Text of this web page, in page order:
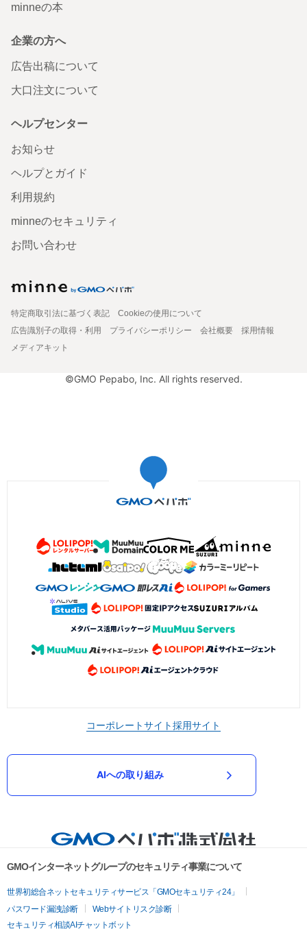
minneの本
企業の方へ
広告出稿について
大口注文について
ヘルプセンター
お知らせ
ヘルプとガイド
利用規約
minneのセキュリティ
お問い合わせ
特定商取引法に基づく表記
Cookieの使用について
広告識別子の取得・利用
プライバシーポリシー 会社概要
採用情報
メディアキット
©GMO Pepabo, Inc. All rights reserved.
コーポレートサイト採用サイト
AIへの取り組み
GMOインターネットグループのセキュリティ事業について
世界初総合ネットセキュリティサービス「GMOセキュリティ24」
パスワード漏洩診断
Webサイトリスク診断
セキュリティ相談AIチャットボット